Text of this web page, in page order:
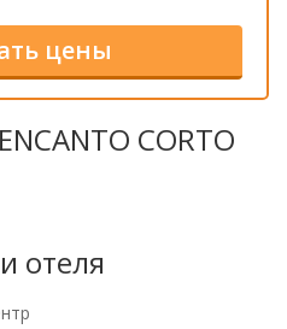
CORTO
отеля